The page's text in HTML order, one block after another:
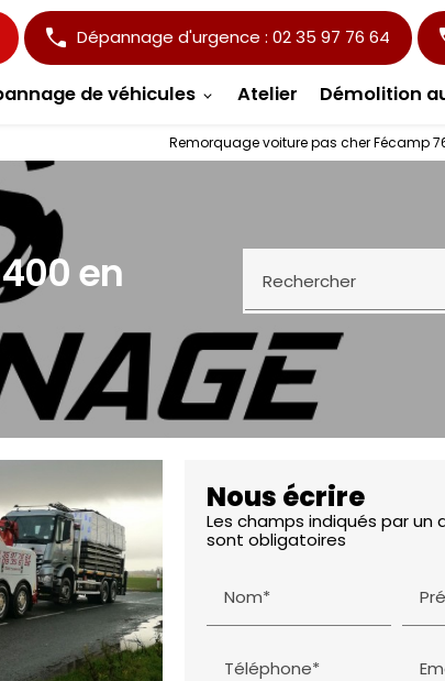
Dépannage d'urgence : 02 35 97 76 64
de véhicules Atelier Démolition
Remorquage voiture pas cher Fécamp
en Rechercher
Nous écrire
Les champs indiqués par un
sont obligatoires
Nom*
Téléphone*